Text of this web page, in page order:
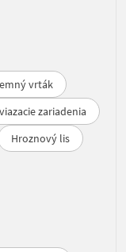
vrták
zariadenia
Hroznový lis